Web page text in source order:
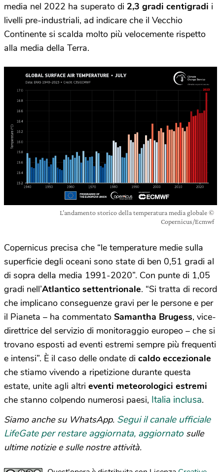
media nel 2022 ha superato di 2,3 gradi centigradi i
livelli pre-industriali, ad indicare che il Vecchio
Continente si scalda molto più velocemente rispetto
alla media della Terra.
L’andamento storico della temperatura media globale ©
Copernicus/Ecmwf
Copernicus precisa che “le temperature medie sulla
superficie degli oceani sono state di ben 0,51 gradi al
di sopra della media 1991-2020”. Con punte di 1,05
gradi nell’Atlantico settentrionale. “Si tratta di record
che implicano conseguenze gravi per le persone e per
il Pianeta – ha commentato Samantha Brugess, vice-
direttrice del servizio di monitoraggio europeo – che si
trovano esposti ad eventi estremi sempre più frequenti
e intensi”. È il caso delle ondate di caldo eccezionale
che stiamo vivendo a ripetizione durante questa
estate, unite agli altri eventi meteorologici estremi
che stanno colpendo numerosi paesi, Italia inclusa.
Siamo anche su WhatsApp. Segui il canale ufficiale
LifeGate per restare aggiornata, aggiornato sulle
ultime notizie e sulle nostre attività.